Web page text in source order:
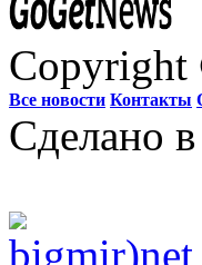
Copyright
Все новости Контакты
Сделано в